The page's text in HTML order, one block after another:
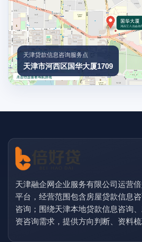
天津贷款信息咨询服务点
天津市河西区国华大厦1709
天津融企网企业服务有限公司运营
平台，经营范围包含房屋贷款信息
咨询；围绕天津本地贷款信息咨询
资咨询需求，提供方向判断、资料